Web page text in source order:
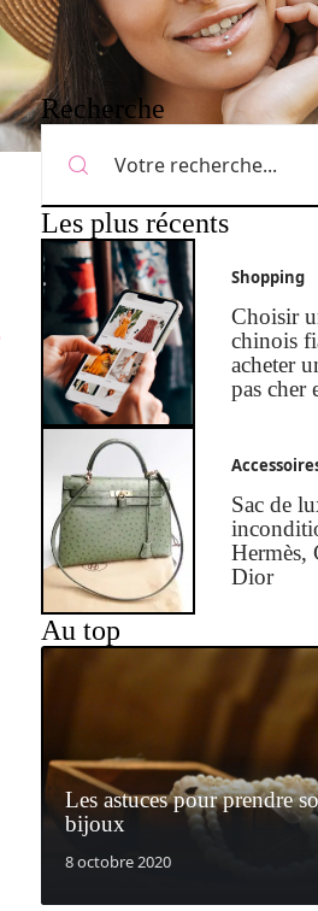
Recherche
Les plus récents
Shopping
Choisir
chinois
acheter
pas cher
Sac de
Hermès,
Dior
Au top
Les astuces pour prendre
bijoux
8 octobre 2020